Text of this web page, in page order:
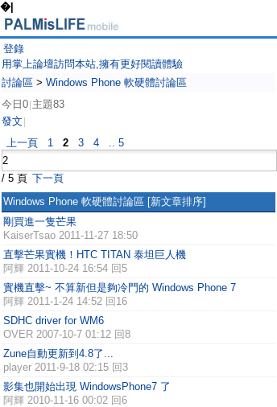
�|
登錄
用掌上論壇訪問本站,擁有更好閱讀體驗
討論區 > Windows Phone 軟硬體討論區
今日0 主題83
發文
上一頁 1 2 3 4 .. 5
/ 5 頁 下一頁
Windows Phone 軟硬體討論區 [新文章排序]
剛買進一隻芒果
KaiserTsao 2011-11-27 18:50
直擊芒果實機！HTC TITAN 泰坦巨人機
阿輝 2011-10-24 16:54 回5
實機直擊~ 不算新但是夠冷門的 Windows Phone 7
阿輝 2011-1-24 14:52 回16
SDHC driver for WM6
OVER 2007-10-7 01:12 回8
Zune自動更新到4.8了...
player 2011-9-18 02:15 回3
影集也開始出現 WindowsPhone7 了
阿輝 2010-11-16 00:02 回6